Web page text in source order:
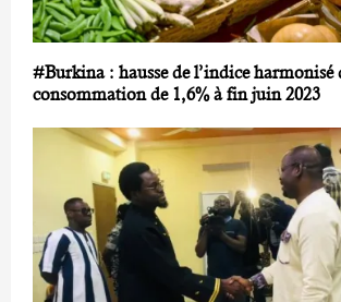
#Burkina : hausse de l’indice harmonisé
consommation de 1,6% à fin juin 2023